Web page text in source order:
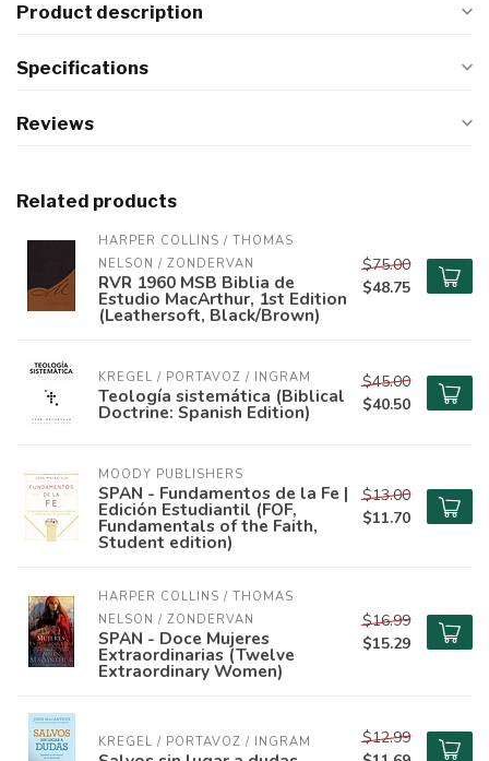
Product description
Specifications
Reviews
Related products
HARPER COLLINS / THOMAS
NELSON / ZONDERVAN
RVR 1960 MSB Biblia de
Estudio MacArthur, 1st Edition
(Leathersoft, Black/Brown)
$75.00
$48.75
KREGEL / PORTAVOZ / INGRAM
Teología sistemática (Biblical
Doctrine: Spanish Edition)
$45.00
$40.50
MOODY PUBLISHERS
SPAN - Fundamentos de la Fe |
Edición Estudiantil (FOF,
Fundamentals of the Faith,
Student edition)
$13.00
$11.70
HARPER COLLINS / THOMAS
NELSON / ZONDERVAN
SPAN - Doce Mujeres
Extraordinarias (Twelve
Extraordinary Women)
$16.99
$15.29
KREGEL / PORTAVOZ / INGRAM
$12.99